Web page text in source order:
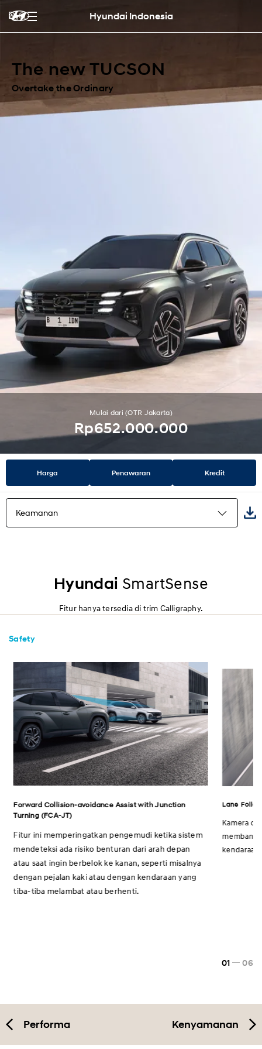
Hyundai Indonesia
The new TUCSON
Overtake the Ordinary
Mulai dari (OTR Jakarta)
Rp652.000.000
Harga Penawaran Kredit
Keamanan
Performa
Keamanan
Kenyamanan
Spesifikasi
Hyundai SmartSense
Fitur hanya tersedia di trim Calligraphy.
Safety
Forward Collision-avoidance Assist with Junction
Turning (FCA-JT)
Fitur ini memperingatkan pengemudi ketika sistem
mendeteksi ada risiko benturan dari arah depan
atau saat ingin berbelok ke kanan, seperti misalnya
dengan pejalan kaki atau dengan kendaraan yang
tiba-tiba melambat atau berhenti.
Lane
Kamera
kendaraan
01 06
Performa Kenyamanan